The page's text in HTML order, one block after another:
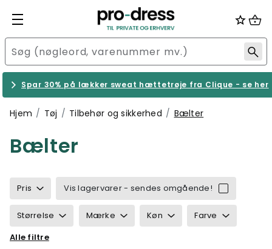
Spar 30% på lækker sweat hættetrøje fra Clique - se her
Hjem Tøj Tilbehør og sikkerhed Bælter
Bælter
Pris Vis lagervarer - sendes omgående!
Størrelse Mærke Køn Farve
Egenskaber
Alle filtre